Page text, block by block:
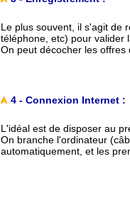
Le plus souvent, il s'agit de
téléphone, etc) pour valider
On peut décocher les
4 - Connexion Internet :
L'idéal est de disposer au
On branche l'ordinateur
automatiquement, et les